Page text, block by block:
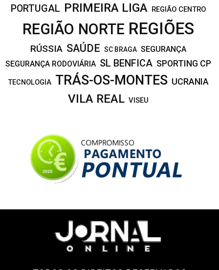
PORTUGAL PRIMEIRA LIGA REGIÃO CENTRO
REGIÃO NORTE REGIÕES
RÚSSIA SAÚDE SC BRAGA SEGURANÇA
SEGURANÇA RODOVIÁRIA SL BENFICA SPORTING CP
TECNOLOGIA TRÁS-OS-MONTES UCRANIA
VILA REAL VISEU